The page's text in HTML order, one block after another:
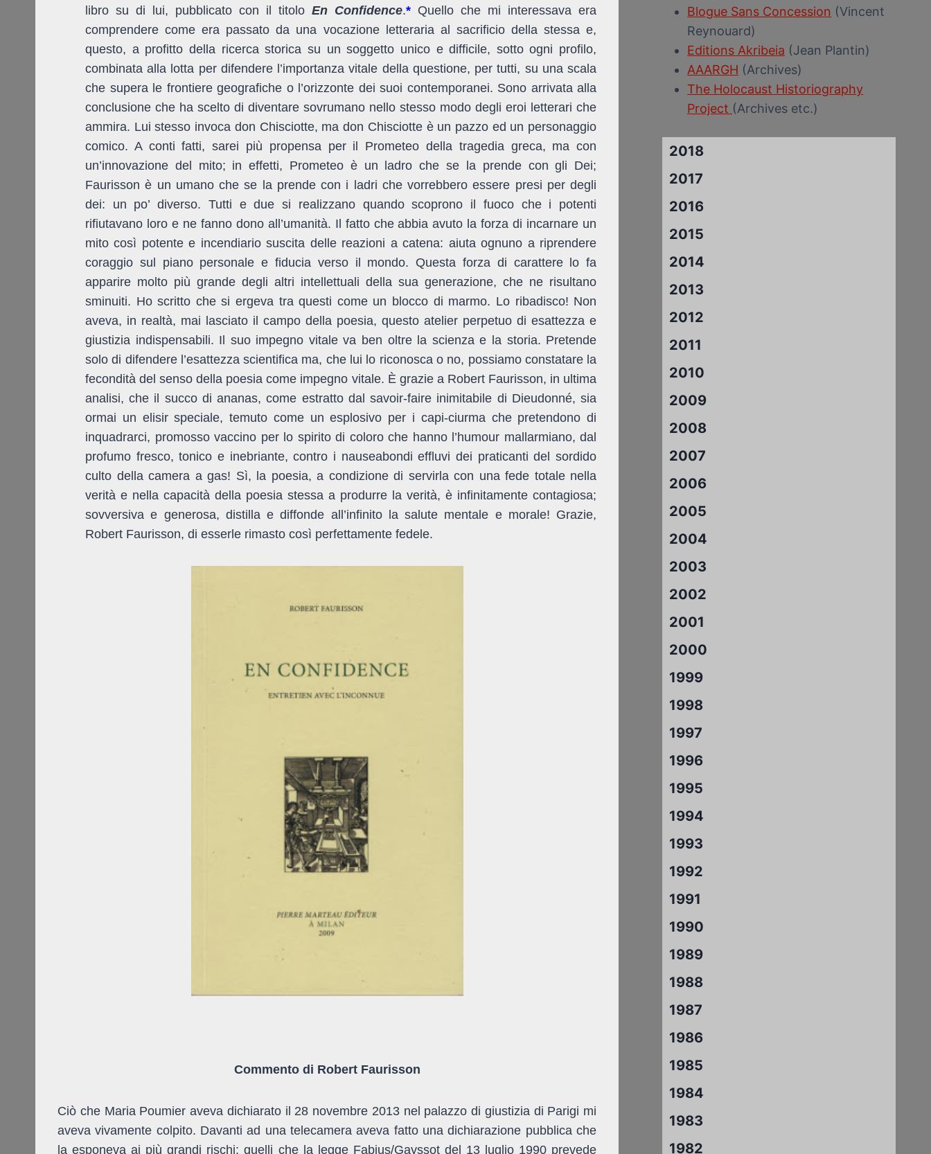
libro su di lui, pubblicato con il titoloEn Confidence.* Quello che mi interessava era
comprendere come era passato da una vocazione letteraria al sacrificio della stessa e,
questo, a profitto della ricerca storica su un soggetto unico e difficile, sotto ogni profilo,
combinata alla lotta per difendere l’importanza vitale della questione, per tutti, su una scala
che supera le frontiere geografiche o l’orizzonte dei suoi contemporanei. Sono arrivata alla
conclusione che ha scelto di diventare sovrumano nello stesso modo degli eroi letterari che
ammira. Lui stesso invoca don Chisciotte, ma don Chisciotte è un pazzo ed un personaggio
comico. A conti fatti, sarei più propensa per il Prometeo della tragedia greca, ma con
un’innovazione del mito; in effetti, Prometeo è un ladro che se la prende con gli Dei;
Faurisson è un umano che se la prende con i ladri che vorrebbero essere presi per degli
dei: un po’ diverso. Tutti e due si realizzano quando scoprono il fuoco che i potenti
rifiutavano loro e ne fanno dono all’umanità. Il fatto che abbia avuto la forza di incarnare un
mito così potente e incendiario suscita delle reazioni a catena: aiuta ognuno a riprendere
coraggio sul piano personale e fiducia verso il mondo. Questa forza di carattere lo fa
apparire molto più grande degli altri intellettuali della sua generazione, che ne risultano
sminuiti. Ho scritto che si ergeva traquesti come un blocco di marmo. Lo ribadisco! Non
aveva, in realtà, mai lasciato il campo della poesia, questo atelier perpetuo di esattezza e
giustizia indispensabili. Il suo impegno vitale va ben oltre la scienza e la storia. Pretende
solo di difendere l’esattezza scientifica ma, che lui lo riconosca o no, possiamo constatare la
fecondità del senso della poesia come impegno vitale. È grazie a Robert Faurisson, in ultima
analisi, che il succo di ananas, come estratto dal savoir-faire inimitabile di Dieudonné, sia
ormai un elisir speciale, temuto come un esplosivo per i capi-ciurma che pretendono di
inquadrarci, promosso vaccino per lo spirito di coloro che hanno l’humour mallarmiano, dal
profumo fresco, tonico e inebriante, contro i nauseabondi effluvi dei praticanti del sordido
culto della camera a gas! Sì, la poesia, a condizione di servirla con una fede totale nella
verità e nella capacità della poesia stessa a produrre la verità, è infinitamente contagiosa;
sovversiva e generosa, distilla e diffonde all’infinito la salute mentale e morale! Grazie,
Robert Faurisson, di esserle rimasto così perfettamente fedele.
Commento di Robert Faurisson
Ciò che Maria Poumier aveva dichiarato il 28 novembre 2013 nel palazzo di giustizia di Parigi mi
aveva vivamente colpito. Davanti ad una telecamera aveva fatto una dichiarazione pubblica che
la esponeva ai più grandi rischi: quelli che la legge Fabius/Gayssot del 13 luglio 1990 prevede
Blogue Sans Concession (Vincent
Reynouard)
Editions Akribeia (Jean Plantin)
AAARGH (Archives)
The Holocaust Historiography
Project (Archives etc.)
2018
2017
2016
2015
2014
2013
2012
2011
2010
2009
2008
2007
2006
2005
2004
2003
2002
2001
2000
1999
1998
1997
1996
1995
1994
1993
1992
1991
1990
1989
1988
1987
1986
1985
1984
1983
1982